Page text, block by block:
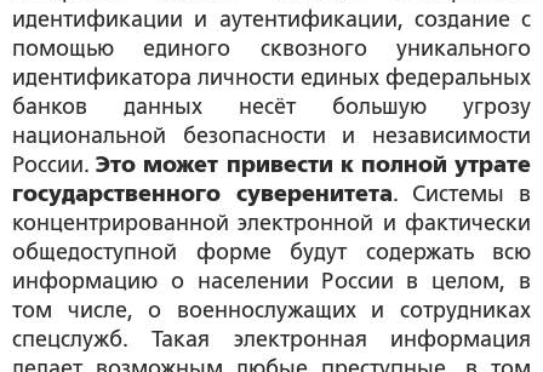
идентификации и аутентификации, создание с
помощью единого сквозного уникального
идентификатора личности единых федеральных
банков данных несёт большую угрозу
национальной безопасности и независимости
России.Это может привести к полной утрате
государственного суверенитета. Системы в
концентрированной электронной и фактически
общедоступной форме будут содержать всю
информацию о населении России в целом, в
том числе, о военнослужащих и сотрудниках
спецслужб. Такая электронная информация